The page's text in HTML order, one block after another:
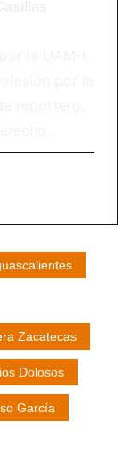
Zacatecas
Dolosos
García